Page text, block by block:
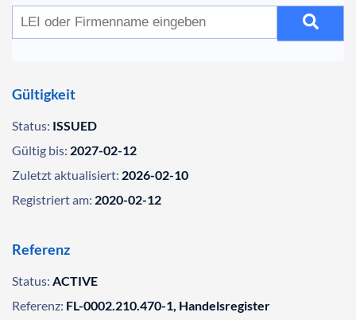
Gültigkeit
Status: ISSUED
Gültig bis: 2027-02-12
Zuletzt aktualisiert: 2026-02-10
Registriert am: 2020-02-12
Referenz
Status: ACTIVE
Referenz: FL-0002.210.470-1, Handelsregister